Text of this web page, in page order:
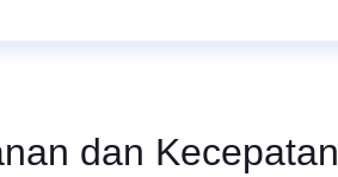
dan Kecepatan